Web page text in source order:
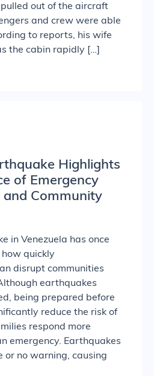
out of the aircraft
and crew were able
to reports, his wife
the cabin rapidly […]
Highlights
of Emergency
and Community
in Venezuela has once
quickly
disrupt communities
earthquakes
being prepared before
reduce the risk of
respond more
emergency. Earthquakes
or no warning, causing